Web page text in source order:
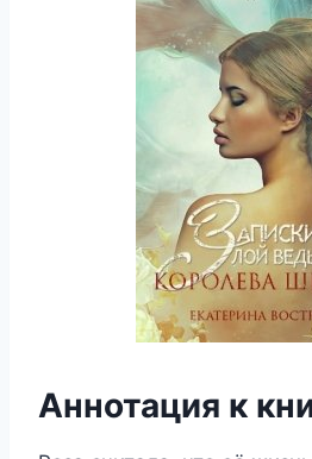
Аннотация к